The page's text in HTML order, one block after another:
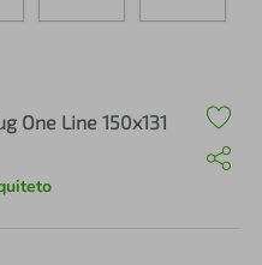
One Line 150x131